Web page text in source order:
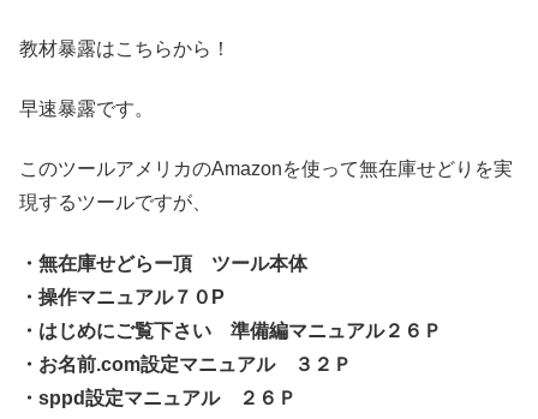
教材暴露はこちらから！
早速暴露です。
このツールアメリカのAmazonを使って無在庫せどりを実
現するツールですが、
・無在庫せどらー頂 ツール本体
・操作マニュアル７０P
・はじめにご覧下さい 準備編マニュアル２６Ｐ
・お名前.com設定マニュアル ３２Ｐ
・sppd設定マニュアル ２６Ｐ